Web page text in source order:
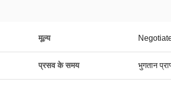
मूल्य
प्रसव के समय भुगतान